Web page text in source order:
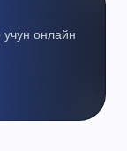
онлайн